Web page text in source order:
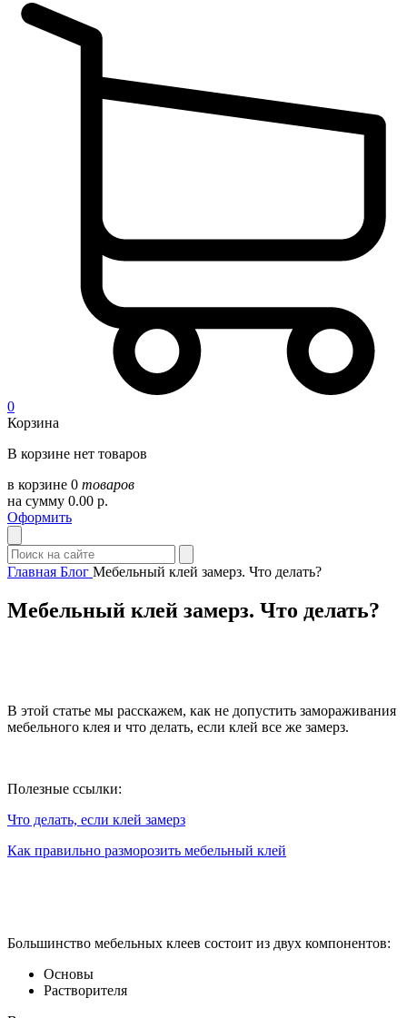
0
Корзина
В корзине нет товаров
в корзине 0 товаров
на сумму 0.00 р.
Оформить
Главная Блог Мебельный клей замерз. Что делать?
Мебельный клей замерз. Что делать?
В этой статье мы расскажем, как не допустить замораживания
мебельного клея и что делать, если клей все же замерз.
Полезные ссылки:
Что делать, если клей замерз
Как правильно разморозить мебельный клей
Большинство мебельных клеев состоит из двух компонентов:
Основы
Растворителя